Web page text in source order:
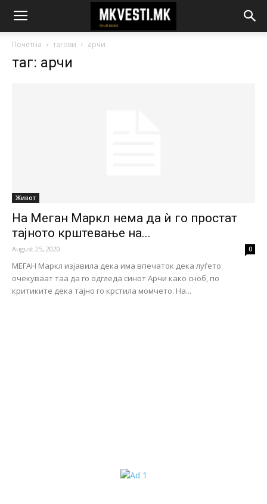
Почетна тагови арчи
таг: арчи
Живот
На Меган Маркл нема да ѝ го простат
тајното крштевање на...
August 25, 2020 0
МЕГАН Маркл изјавила дека има впечаток дека луѓето
очекуваат таа да го одгледа синот Арчи како сноб, по
критиките дека тајно го крстила момчето. На...